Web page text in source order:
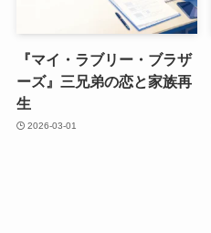
『マイ・ラブリー・ブラザ
ーズ』三兄弟の恋と家族再
生
2026-03-01